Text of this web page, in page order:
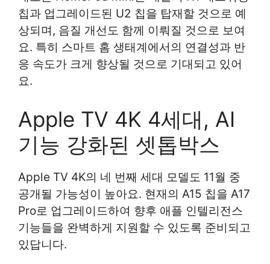
칩과 업그레이드된 U2 칩을 탑재할 것으로 예
상되며, 음질 개선도 함께 이뤄질 것으로 보여
요. 특히 스마트 홈 생태계에서의 연결성과 반
응 속도가 크게 향상될 것으로 기대되고 있어
요.
Apple TV 4K 4세대, AI
기능 강화된 셋톱박스
Apple TV 4K의 네 번째 세대 모델도 11월 중
공개될 가능성이 높아요. 현재의 A15 칩을 A17
Pro로 업그레이드하여 향후 애플 인텔리전스
기능들을 완벽하게 지원할 수 있도록 준비되고
있답니다.